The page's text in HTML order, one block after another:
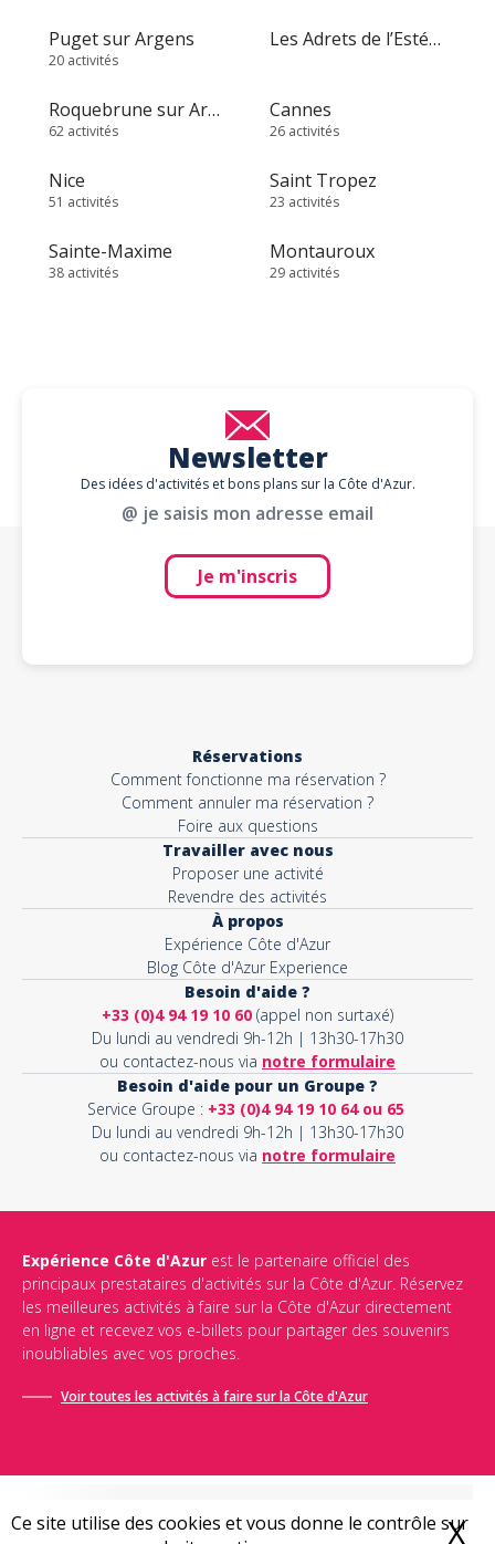
Ce site utilise des cookies et vous donne le contrôle sur
X
Puget sur Argens
20 activités
Les Adrets de l’Estérel
Roquebrune sur Argens
62 activités
Cannes
26 activités
Nice
51 activités
Saint Tropez
23 activités
Sainte-Maxime
38 activités
Montauroux
29 activités
Newsletter
Des idées d'activités et bons plans sur la Côte d'Azur.
@ je saisis mon adresse email
Je m'inscris
Réservations
Comment fonctionne ma réservation ?
Comment annuler ma réservation ?
Foire aux questions
Travailler avec nous
Proposer une activité
Revendre des activités
À propos
Expérience Côte d'Azur
Blog Côte d'Azur Experience
Besoin d'aide ?
+33 (0)4 94 19 10 60 (appel non surtaxé)
Du lundi au vendredi 9h-12h | 13h30-17h30
ou contactez-nous via notre formulaire
Besoin d'aide pour un Groupe ?
Service Groupe : +33 (0)4 94 19 10 64 ou 65
Du lundi au vendredi 9h-12h | 13h30-17h30
ou contactez-nous via notre formulaire
Expérience Côte d'Azur est le partenaire officiel des
principaux prestataires d'activités sur la Côte d'Azur. Réservez
les meilleures activités à faire sur la Côte d'Azur directement
en ligne et recevez vos e-billets pour partager des souvenirs
inoubliables avec vos proches.
Voir toutes les activités à faire sur la Côte d'Azur